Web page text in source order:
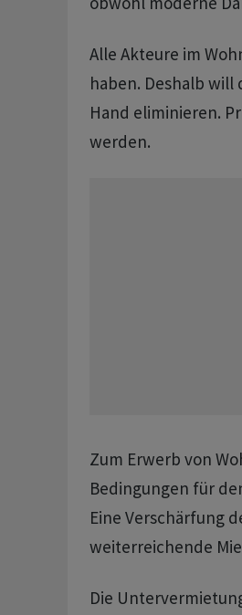
Alle Akteure im
haben. Deshalb
Hand eliminieren.
werden.
Zum Erwerb von
Bedingungen für
Eine Verschärfung
weiterreichende
Die